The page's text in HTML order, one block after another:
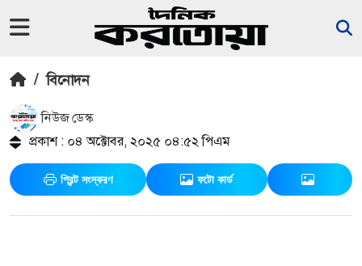
/ বিনোদন
নিউজ ডেস্ক
প্রকাশ : ০৪ অক্টোবর, ২০২৫ ০৪:৫২ পিএম
প্রিন্ট সংস্করণ ফটো কার্ড